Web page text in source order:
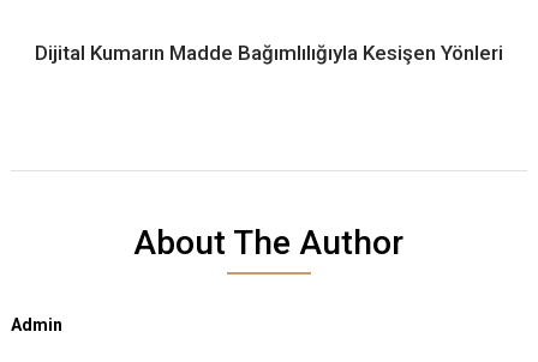
Dijital Kumarın Madde Bağımlılığıyla Kesişen Yönleri
About The Author
Admin